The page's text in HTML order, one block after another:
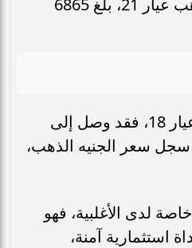
للبيع.، وسعر جرام الذهب عيار 21، بلغ 6865
أما سعر جرام الذهب عيار 18، فقد وصل إلى
فيما سجل سعر الجنيه الذهب،
لدى الأغلبية، فهو
استثمارية آمنة،